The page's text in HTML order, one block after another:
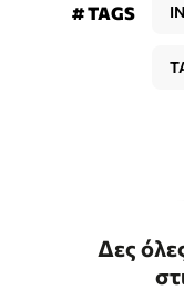
# TAGS
Δες